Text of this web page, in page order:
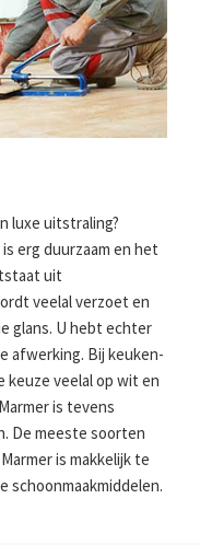
luxe uitstraling?
erg duurzaam en het
uit
veelal verzoet en
glans. U hebt echter
afwerking. Bij keuken-
keuze veelal op wit en
is tevens
De meeste soorten
is makkelijk te
schoonmaakmiddelen.